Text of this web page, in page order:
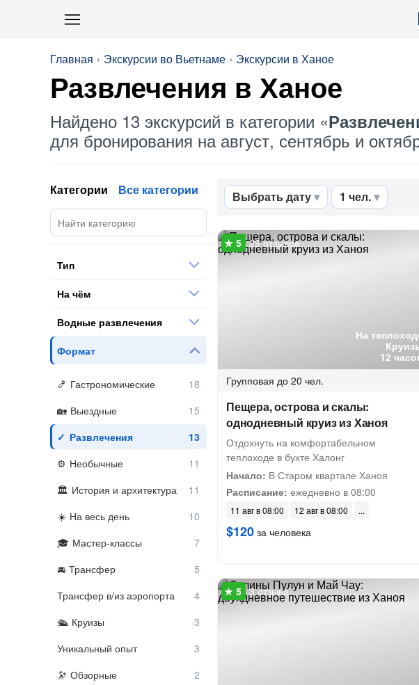
Главная Экскурсии во Вьетнаме Экскурсии в Ханое
Развлечения в Ханое
Найдено 13 экскурсий в категории «
для бронирования на август, сентябрь и
Выбрать дату 1 чел.
На
12
29 отзывов
Групповая до 20 чел.
Пещера, острова и скалы:
однодневный круиз из Ханоя
Отдохнуть на комфортабельном
теплоходе в бухте Халонг
Начало: В Старом квартале Ханоя
Расписание: ежедневно в 08:00
11 авг в 08:00 12 авг в 08:00
$120 за человека
3 отзыва
Категории Все категории
Тип
На чём
Водные развлечения
Формат
Гастрономические
Выездные
Развлечения
Необычные
История и архитектура
На весь день
Мастер-классы
Трансфер
Трансфер в/из аэропорта
Круизы
Уникальный опыт
Обзорные